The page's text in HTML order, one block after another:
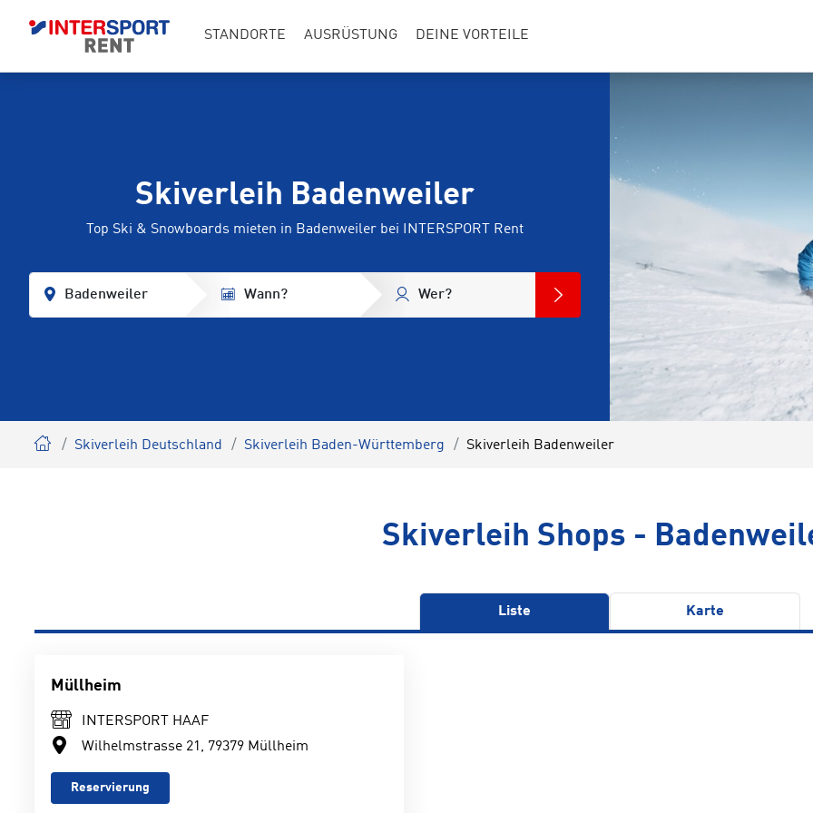
STANDORTE AUSRÜSTUNG DEINE VORTEILE
Skiverleih Badenweiler
Top Ski & Snowboards mieten in Badenweiler bei INTERSPORT Rent
Badenweiler Wann? Wer?
Skiverleih Deutschland Skiverleih Baden-Württemberg Skiverleih Badenweiler
Skiverleih Shops -
Liste Karte
Müllheim
INTERSPORT HAAF
Wilhelmstrasse 21, 79379 Müllheim
Reservierung